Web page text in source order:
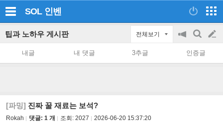
SOL 인벤
팁과 노하우 게시판 전체보기
공
on/off
검
색
글
쓰
내글 내 댓글 3추글 인증글
[파밍] 진짜 꿀 재료는 보석?
Rokah 댓글: 1 개 조회: 2027 2026-06-20 15:37:20